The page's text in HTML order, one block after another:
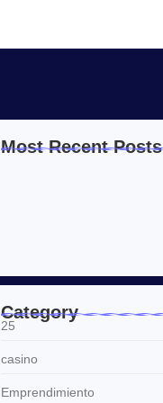
Most Recent Posts
Category
25
casino
Emprendimiento